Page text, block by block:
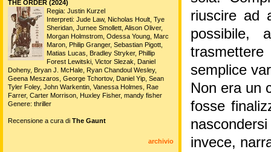
riuscire ad
possibile,
semplice
Non era un
fosse
invece,
THE ORDER (2024)
Regia: Justin Kurzel
Interpreti: Jude Law, Nicholas Hoult, Tye
Sheridan, Jurnee Smollett, Alison Oliver,
Morgan Holmstrom, Odessa Young, Marc
Maron, Philip Granger, Sebastian Pigott,
Matias Lucas, Bradley Stryker, Phillip
Forest Lewitski, Victor Slezak, Daniel
Doheny, Bryan J. McHale, Ryan Chandoul Wesley,
Geena Meszaros, George Tchortov, Daniel Yip, Sean
Tyler Foley, John Warkentin, Vanessa Holmes, Rae
Farrer, Carter Morrison, Huxley Fisher, mandy fisher
Genere: thriller
Recensione a cura di The Gaunt
archivio